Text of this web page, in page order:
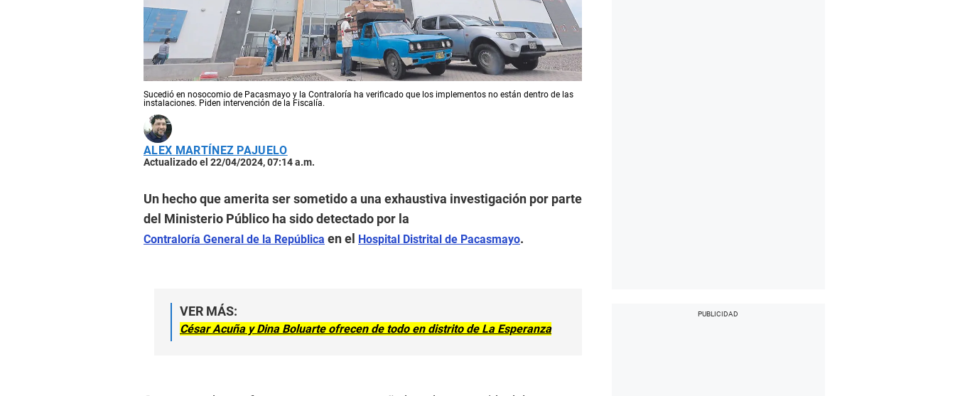
Sucedió en nosocomio de Pacasmayo y la Contraloría ha verificado que los implementos no están dentro de las
instalaciones. Piden intervención de la Fiscalía.
ALEX MARTÍNEZ PAJUELO
Actualizado el 22/04/2024, 07:14 a.m.
Un hecho que amerita ser sometido a una exhaustiva investigación por parte
del Ministerio Público ha sido detectado por la
Contraloría General de la República en el Hospital Distrital de Pacasmayo.
VER MÁS:
César Acuña y Dina Boluarte ofrecen de todo en distrito de La Esperanza